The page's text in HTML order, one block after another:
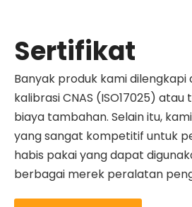
Sertifikat
Banyak produk kami
kalibrasi CNAS (ISO17025)
biaya tambahan. Selain itu,
yang sangat kompetitif untuk
habis pakai yang dapat
berbagai merek peralatan